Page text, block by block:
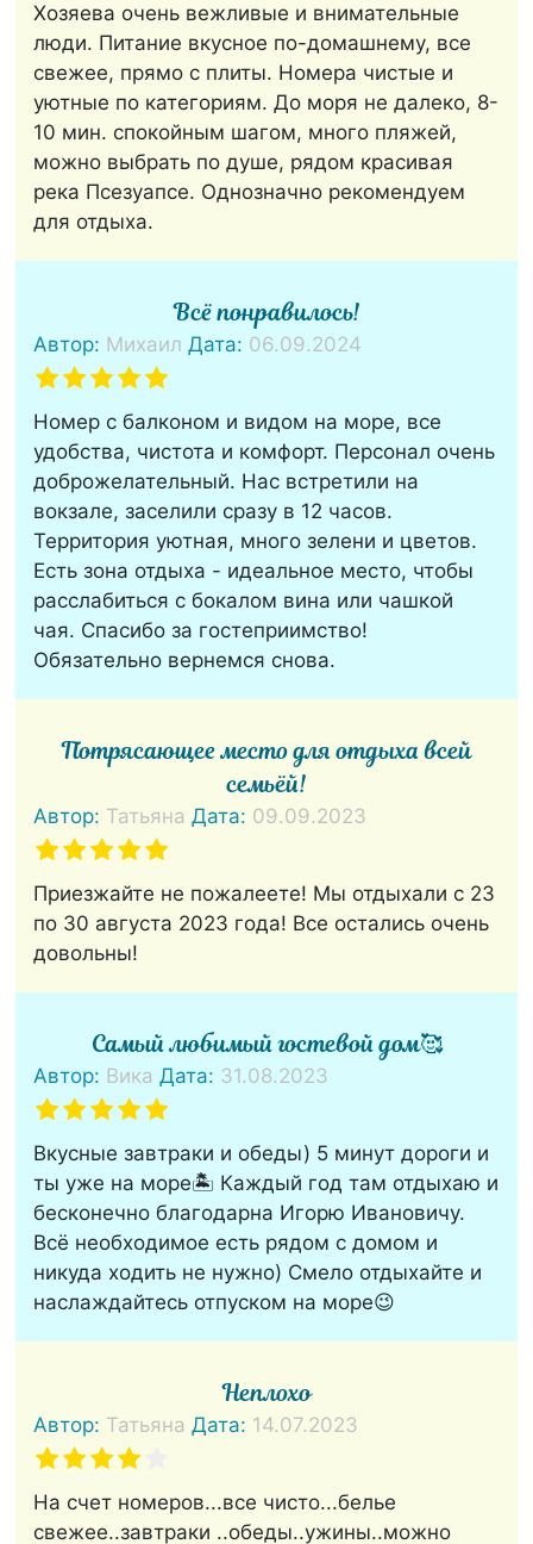
Хозяева очень вежливые и внимательные
люди. Питание вкусное по-домашнему, все
свежее, прямо с плиты. Номера чистые и
уютные по категориям. До моря не далеко, 8-
10 мин. спокойным шагом, много пляжей,
можно выбрать по душе, рядом красивая
река Псезуапсе. Однозначно рекомендуем
для отдыха.
Всё понравилось!
Автор: Михаил Дата: 06.09.2024
Номер с балконом и видом на море, все
удобства, чистота и комфорт. Персонал очень
доброжелательный. Нас встретили на
вокзале, заселили сразу в 12 часов.
Территория уютная, много зелени и цветов.
Есть зона отдыха - идеальное место, чтобы
расслабиться с бокалом вина или чашкой
чая. Спасибо за гостеприимство!
Обязательно вернемся снова.
Потрясающее место для отдыха всей
семьёй!
Автор: Татьяна Дата: 09.09.2023
Приезжайте не пожалеете! Мы отдыхали с 23
по 30 августа 2023 года! Все остались очень
довольны!
Самый любимый гостевой дом🥰
Автор: Вика Дата: 31.08.2023
Вкусные завтраки и обеды) 5 минут дороги и
ты уже на море🏝 Каждый год там отдыхаю и
бесконечно благодарна Игорю Ивановичу.
Всё необходимое есть рядом с домом и
никуда ходить не нужно) Смело отдыхайте и
наслаждайтесь отпуском на море😉
Неплохо
Автор: Татьяна Дата: 14.07.2023
На счет номеров...все чисто...белье
свежее..завтраки ..обеды..ужины..можно